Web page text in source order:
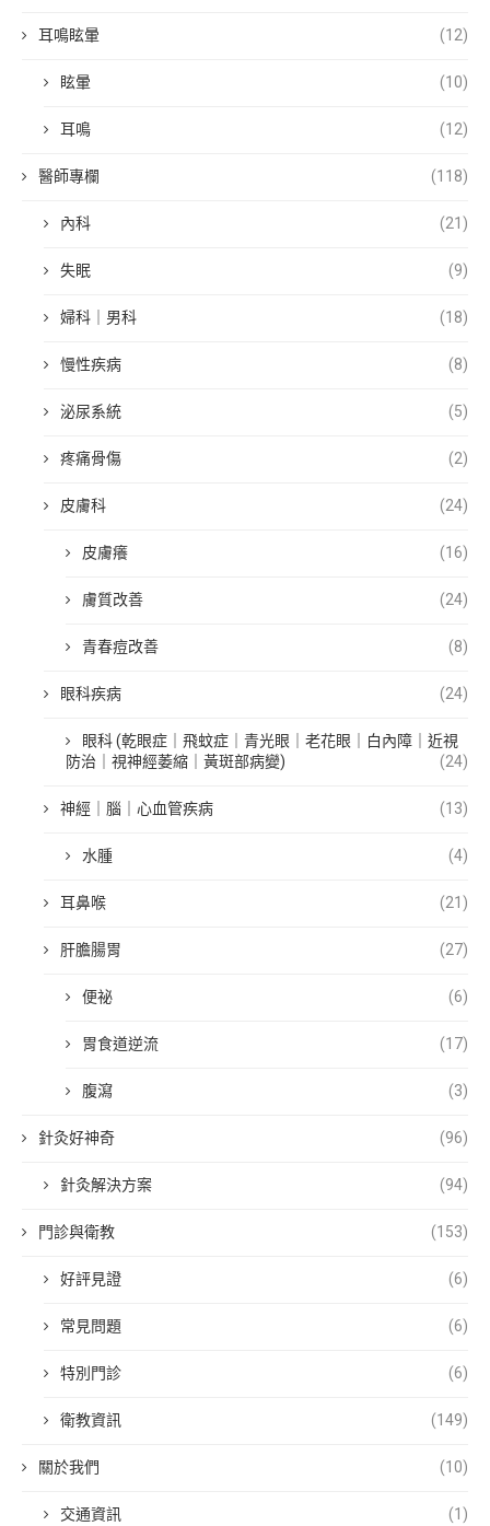
耳鳴眩暈 (12)
眩暈 (10)
耳鳴 (12)
醫師專欄 (118)
內科 (21)
失眠 (9)
婦科｜男科 (18)
慢性疾病 (8)
泌尿系統 (5)
疼痛骨傷 (2)
皮膚科 (24)
皮膚癢 (16)
膚質改善 (24)
青春痘改善 (8)
眼科疾病 (24)
眼科 (乾眼症｜飛蚊症｜青光眼｜老花眼｜白內障｜近視
防治｜視神經萎縮｜黃斑部病變)
(24)
神經｜腦｜心血管疾病 (13)
水腫 (4)
耳鼻喉 (21)
肝膽腸胃 (27)
便祕 (6)
胃食道逆流 (17)
腹瀉 (3)
針灸好神奇 (96)
針灸解決方案 (94)
門診與衛教 (153)
好評見證 (6)
常見問題 (6)
特別門診 (6)
衛教資訊 (149)
關於我們 (10)
交通資訊 (1)